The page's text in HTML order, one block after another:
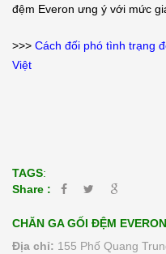
đệm Everon ưng ý với mức
>>> Cách đối phó tình trạng
Việt
TAGS:
Share :
CHĂN GA GỐI ĐỆM
Địa chỉ: 155 Phố Quang